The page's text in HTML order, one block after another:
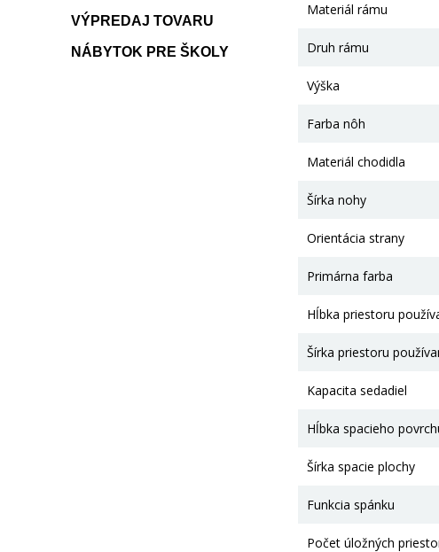
VÝPREDAJ TOVARU
NÁBYTOK PRE ŠKOLY
Materiál rámu
Druh rámu
Výška
Farba nôh
Materiál chodidla
Šírka nohy
Orientácia strany
Primárna farba
Hĺbka priestoru
Šírka priestoru
Kapacita sedadiel
Hĺbka spacieho
Šírka spacie plochy
Funkcia spánku
Počet úložných